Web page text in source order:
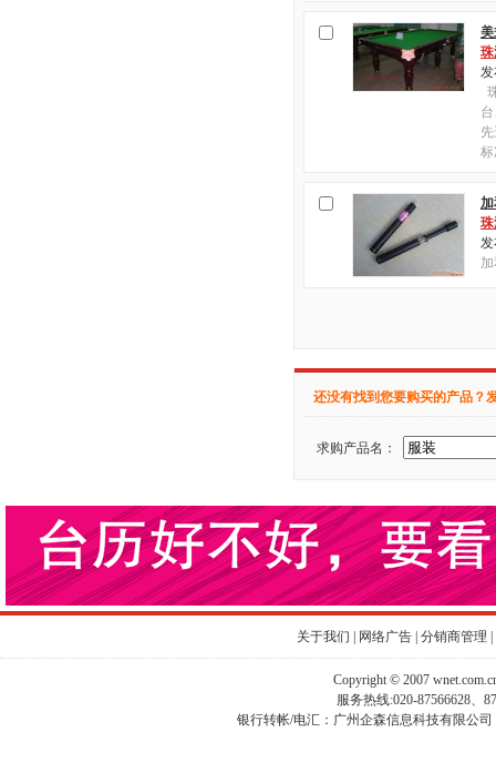
发
发
还没有找到您要购买的产品？
求购产品名：
关于我们 网络广告 分销商管理
Copyright © 2007
服务热线:020-87566628、
银行转帐/电汇：广州企森信息科技有限公